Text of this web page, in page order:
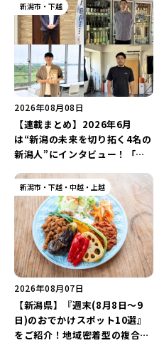
新潟市・下越
2026年08月08日
【連載まとめ】2026年6月
は“新潟の未来を切り拓く4名の
新潟人”にインタビュー！「学
トグラファー」など要チェック
♪
新潟市・下越・中越・上越
2026年08月07日
【新潟県】『週末(8月8日～9
日)のおでかけスポット10選』
をご紹介！地域密着型の複合施